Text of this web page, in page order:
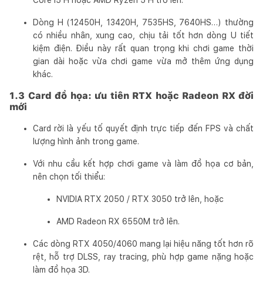
Dòng H (12450H, 13420H, 7535HS, 7640HS…) thường
có nhiều nhân, xung cao, chịu tải tốt hơn dòng U tiết
kiệm điện. Điều này rất quan trọng khi chơi game thời
gian dài hoặc vừa chơi game vừa mở thêm ứng dụng
khác.
1.3 Card đồ họa: ưu tiên RTX hoặc Radeon RX đời
mới
Card rời là yếu tố quyết định trực tiếp đến FPS và chất
lượng hình ảnh trong game.
Với nhu cầu kết hợp chơi game và làm đồ họa cơ bản,
nên chọn tối thiểu:
NVIDIA RTX 2050 / RTX 3050 trở lên, hoặc
AMD Radeon RX 6550M trở lên.
Các dòng RTX 4050/4060 mang lại hiệu năng tốt hơn rõ
rệt, hỗ trợ DLSS, ray tracing, phù hợp game nặng hoặc
làm đồ họa 3D.